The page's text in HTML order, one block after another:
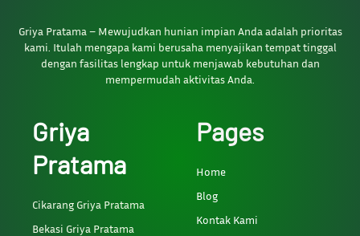
Griya Pratama – Mewujudkan hunian impian Anda adalah prioritas
kami. Itulah mengapa kami berusaha menyajikan tempat tinggal
dengan fasilitas lengkap untuk menjawab kebutuhan dan
mempermudah aktivitas Anda.
Griya
Pratama
Cikarang Griya Pratama
Bekasi Griya Pratama
Pages
Home
Blog
Kontak Kami